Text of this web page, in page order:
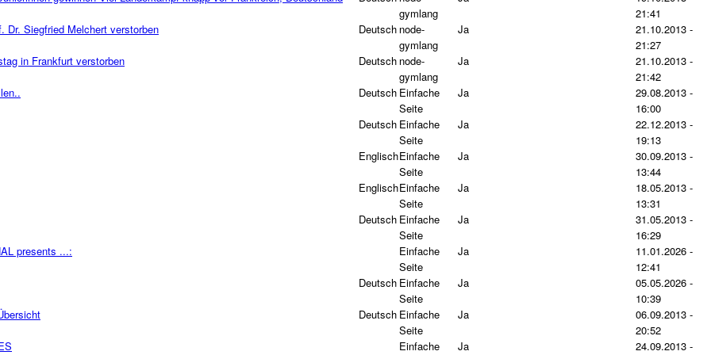
gymlang
21:41
Dr. Siegfried Melchert verstorben
Deutsch node-
gymlang
Ja
21.10.2013 -
21:27
in Frankfurt verstorben
Deutsch node-
gymlang
Ja
21.10.2013 -
21:42
Deutsch Einfache
Seite
Ja
29.08.2013 -
16:00
Deutsch Einfache
Seite
Ja
22.12.2013 -
19:13
EnglischEinfache
Seite
Ja
30.09.2013 -
13:44
EnglischEinfache
Seite
Ja
18.05.2013 -
13:31
Deutsch Einfache
Seite
Ja
31.05.2013 -
16:29
presents ...:
Einfache
Seite
Ja
11.01.2026 -
12:41
Deutsch Einfache
Seite
Ja
05.05.2026 -
10:39
Deutsch Einfache
Seite
Ja
06.09.2013 -
20:52
Einfache
Ja
24.09.2013 -